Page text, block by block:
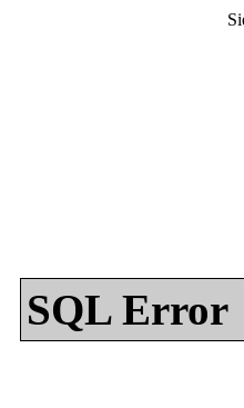
SQL Error